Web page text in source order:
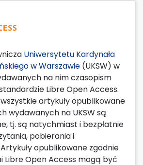
Uniwersytetu Kardynała
w Warszawie (UKSW) w
na nim czasopism
Libre Open Access.
artykuły opublikowane
wydawanych na UKSW są
tj. są natychmiast i bezpłatnie
pobierania i
opublikowane zgodnie
Libre Open Access mogą być